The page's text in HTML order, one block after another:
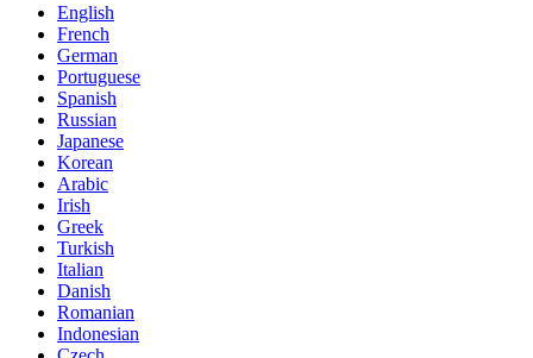
English
French
German
Portuguese
Spanish
Russian
Japanese
Korean
Arabic
Irish
Greek
Turkish
Italian
Danish
Romanian
Indonesian